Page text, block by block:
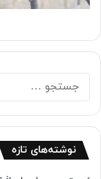
نوشته‌های تازه